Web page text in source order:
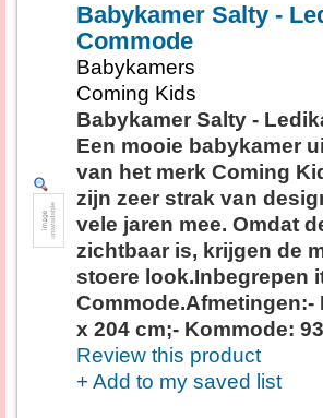
Babykamer Salty -
Commode
Babykamers
Coming Kids
Babykamer Salty -
Een mooie babykamer
van het merk Coming
zijn zeer strak van
vele jaren mee. Omdat
zichtbaar is, krijgen de
stoere look.Inbegrepen
Commode.Afmetingen:-
x 204 cm;- Kommode:
Review this product
+ Add to my saved list